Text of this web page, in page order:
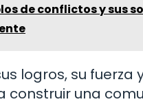
de conflictos y sus
logros, su fuerza
una